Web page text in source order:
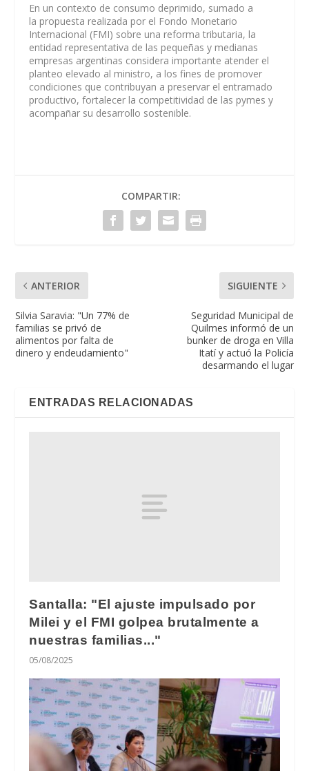
En un contexto de consumo deprimido, sumado a
la propuesta realizada por el Fondo Monetario
Internacional (FMI) sobre una reforma tributaria, la
entidad representativa de las pequeñas y medianas
empresas argentinas considera importante atender el
planteo elevado al ministro, a los fines de promover
condiciones que contribuyan a preservar el entramado
productivo, fortalecer la competitividad de las pymes y
acompañar su desarrollo sostenible.
COMPARTIR:
ANTERIOR
Silvia Saravia: "Un 77% de
familias se privó de
alimentos por falta de
dinero y endeudamiento"
SIGUIENTE
Seguridad Municipal de
Quilmes informó de un
bunker de droga en Villa
Itatí y actuó la Policía
desarmando el lugar
ENTRADAS RELACIONADAS
Santalla: "El ajuste impulsado por
Milei y el FMI golpea brutalmente a
nuestras familias..."
05/08/2025